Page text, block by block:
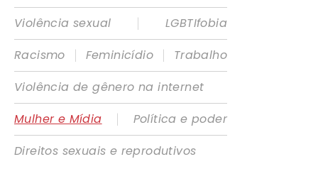
Violência sexual
|
LGBTIfobia
Racismo
| Feminicídio |
Trabalho
Violência de gênero na internet
Mulher e Mídia
|
Política e poder
Direitos sexuais e reprodutivos